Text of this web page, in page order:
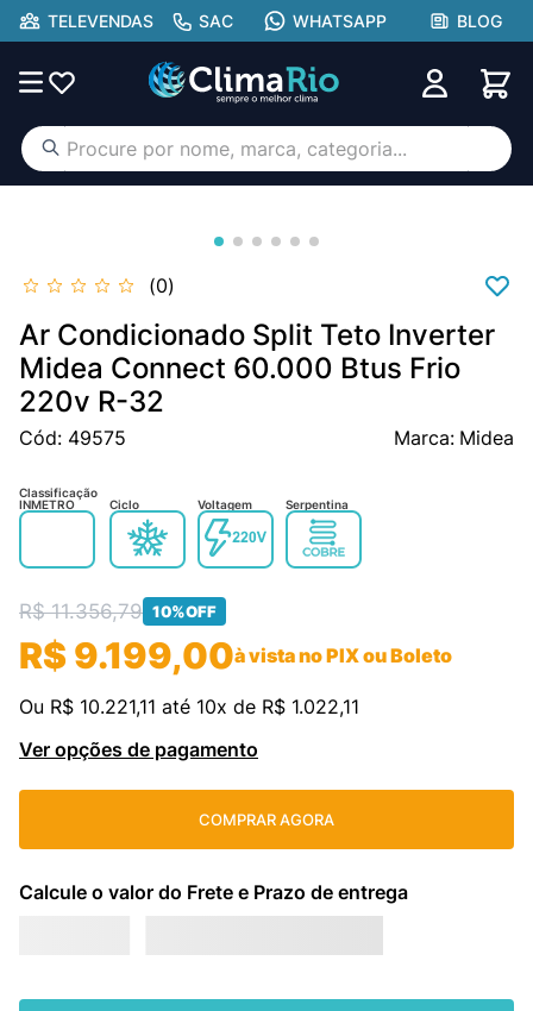
TELEVENDAS SAC WHATSAPP BLOG
Procure por nome, marca, categoria...
0
Ar Condicionado Split Teto Inverter
Midea Connect 60.000 Btus Frio
220v R-32
Cód: 49575 Midea
Classificação
INMETRO
Ciclo Voltagem Serpentina
R$ 11.356,79 10%OFF
R$9.199,00à vista no PIX ou Boleto
Ou R$ 10.221,11 até 10x de R$ 1.022,11
Ver opções de pagamento
COMPRAR AGORA
2º aufit
hisense portátil
4º lg
5º tcl
6º gree
7º hisense
midea
9º cassete
10º fujitsu